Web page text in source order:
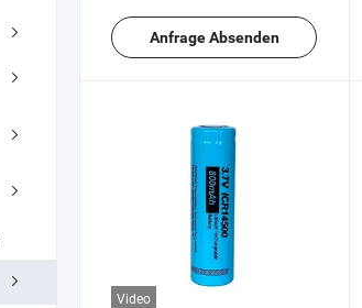
Anfrage Absenden
Video